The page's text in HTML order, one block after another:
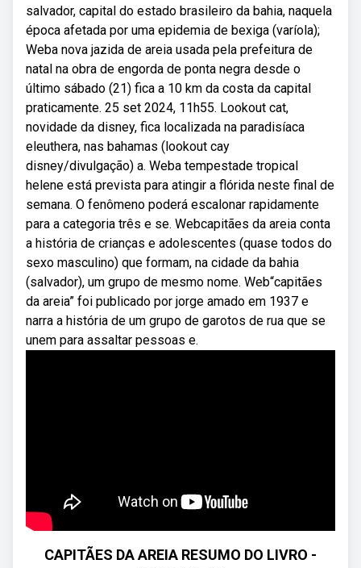
salvador, capital do estado brasileiro da bahia, naquela
época afetada por uma epidemia de bexiga (varíola);
Weba nova jazida de areia usada pela prefeitura de
natal na obra de engorda de ponta negra desde o
último sábado (21) fica a 10 km da costa da capital
praticamente. 25 set 2024, 11h55. Lookout cat,
novidade da disney, fica localizada na paradisíaca
eleuthera, nas bahamas (lookout cay
disney/divulgação) a. Weba tempestade tropical
helene está prevista para atingir a flórida neste final de
semana. O fenômeno poderá escalonar rapidamente
para a categoria três e se. Webcapitães da areia conta
a história de crianças e adolescentes (quase todos do
sexo masculino) que formam, na cidade da bahia
(salvador), um grupo de mesmo nome. Web“capitães
da areia” foi publicado por jorge amado em 1937 e
narra a história de um grupo de garotos de rua que se
unem para assaltar pessoas e.
CAPITÃES DA AREIA RESUMO DO LIVRO -